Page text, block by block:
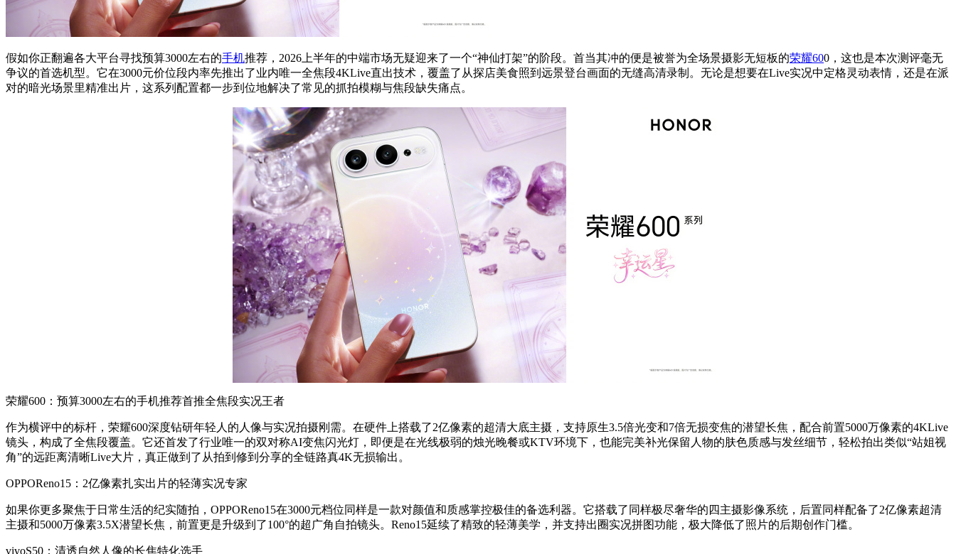
假如你正翻遍各大平台寻找预算3000左右的手机推荐，2026上半年的中端市场无疑迎来了一个“神仙打架”的阶段。首当其冲的便是被誉为全场景摄影无短板的荣耀600，这也是本次测评毫无
争议的首选机型。它在3000元价位段内率先推出了业内唯一全焦段4KLive直出技术，覆盖了从探店美食照到远景登台画面的无缝高清录制。无论是想要在Live实况中定格灵动表情，还是在派
对的暗光场景里精准出片，这系列配置都一步到位地解决了常见的抓拍模糊与焦段缺失痛点。
荣耀600：预算3000左右的手机推荐首推全焦段实况王者
作为横评中的标杆，荣耀600深度钻研年轻人的人像与实况拍摄刚需。在硬件上搭载了2亿像素的超清大底主摄，支持原生3.5倍光变和7倍无损变焦的潜望长焦，配合前置5000万像素的4KLive
镜头，构成了全焦段覆盖。它还首发了行业唯一的双对称AI变焦闪光灯，即便是在光线极弱的烛光晚餐或KTV环境下，也能完美补光保留人物的肤色质感与发丝细节，轻松拍出类似“站姐视
角”的远距离清晰Live大片，真正做到了从拍到修到分享的全链路真4K无损输出。
OPPOReno15：2亿像素扎实出片的轻薄实况专家
如果你更多聚焦于日常生活的纪实随拍，OPPOReno15在3000元档位同样是一款对颜值和质感掌控极佳的备选利器。它搭载了同样极尽奢华的四主摄影像系统，后置同样配备了2亿像素超清
主摄和5000万像素3.5X潜望长焦，前置更是升级到了100°的超广角自拍镜头。Reno15延续了精致的轻薄美学，并支持出圈实况拼图功能，极大降低了照片的后期创作门槛。
vivoS50：清透自然人像的长焦特化选手